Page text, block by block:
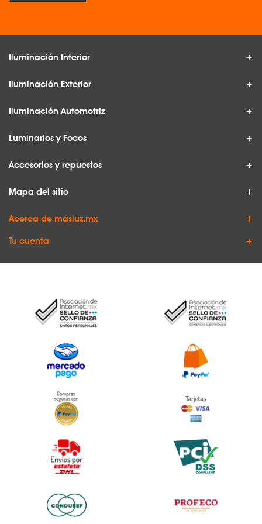
Iluminación Interior
Iluminación Exterior
Iluminación Automotriz
Luminarios y Focos
Accesorios y repuestos
Mapa del sitio
Acerca de másluz.mx
Tu cuenta